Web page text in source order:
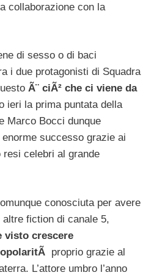
collaborazione con la
di sesso o di baci
i due protagonisti di Squadra
Ã¨ ciÃ² che ci viene da
ieri la prima puntata della
Marco Bocci dunque
successo grazie ai
resi celebri al grande
conosciuta per avere
fiction di canale 5,
visto crescere
proprio grazie al
L’attore umbro l’anno